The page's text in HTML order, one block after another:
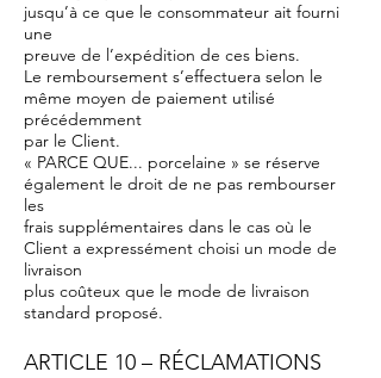
jusqu’à ce que le consommateur ait fourni
une
preuve de l’expédition de ces biens.
Le remboursement s’effectuera selon le
même moyen de paiement utilisé
précédemment
par le Client.
« PARCE QUE... porcelaine » se réserve
également le droit de ne pas rembourser
les
frais supplémentaires dans le cas où le
Client a expressément choisi un mode de
livraison
plus coûteux que le mode de livraison
standard proposé.
ARTICLE 10 – RÉCLAMATIONS